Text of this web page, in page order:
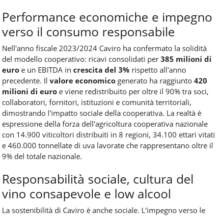
Performance economiche e impegno
verso il consumo responsabile
Nell'anno fiscale 2023/2024 Caviro ha confermato la solidità
del modello cooperativo: ricavi consolidati per 385 milioni di
euro e un EBITDA in crescita del 3% rispetto all'anno
precedente. Il valore economico generato ha raggiunto 420
milioni di euro e viene redistribuito per oltre il 90% tra soci,
collaboratori, fornitori, istituzioni e comunità territoriali,
dimostrando l'impatto sociale della cooperativa. La realtà è
espressione della forza dell'agricoltura cooperativa nazionale
con 14.900 viticoltori distribuiti in 8 regioni, 34.100 ettari vitati
e 460.000 tonnellate di uva lavorate che rappresentano oltre il
9% del totale nazionale.
Responsabilità sociale, cultura del
vino consapevole e low alcool
La sostenibilità di Caviro è anche sociale. L’impegno verso le